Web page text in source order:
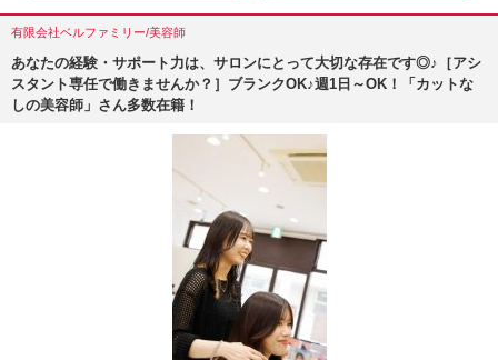
有限会社ベルファミリー/美容師
あなたの経験・サポート力は、サロンにとって大切な存在です◎♪［アシ
スタント専任で働きませんか？］ブランクOK♪週1日～OK！「カットな
しの美容師」さん多数在籍！